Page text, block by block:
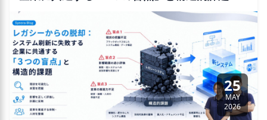
25
MAY
2026